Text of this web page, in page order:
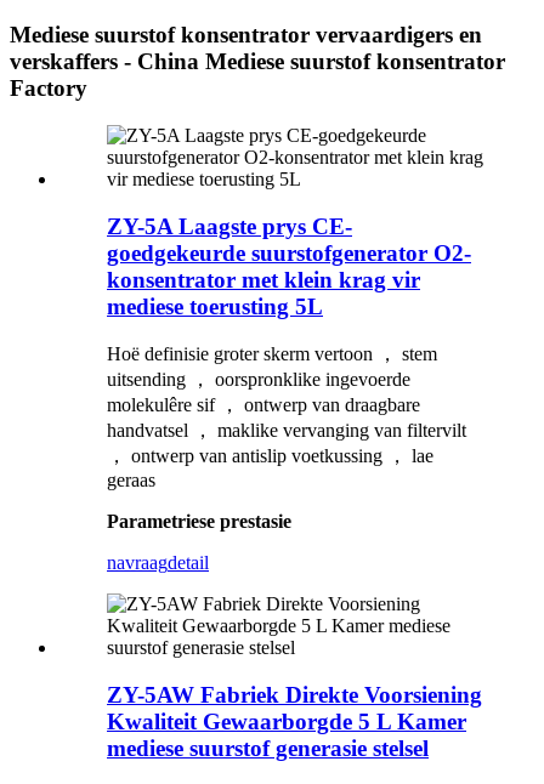
Mediese suurstof konsentrator vervaardigers en
verskaffers - China Mediese suurstof konsentrator
Factory
ZY-5A Laagste prys CE-
goedgekeurde suurstofgenerator O2-
konsentrator met klein krag vir
mediese toerusting 5L
Hoë definisie groter skerm vertoon ， stem
uitsending ， oorspronklike ingevoerde
molekulêre sif ， ontwerp van draagbare
handvatsel ， maklike vervanging van filtervilt
， ontwerp van antislip voetkussing ， lae
geraas
Parametriese prestasie
navraagdetail
ZY-5AW Fabriek Direkte Voorsiening
Kwaliteit Gewaarborgde 5 L Kamer
mediese suurstof generasie stelsel